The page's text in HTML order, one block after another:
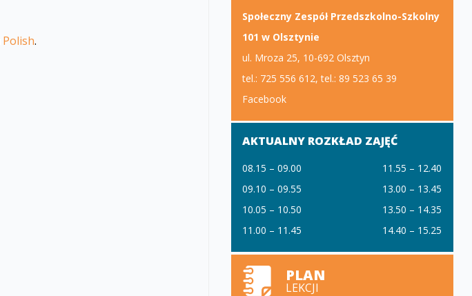
Polish.
Społeczny Zespół Przedszkolno-Szkolny
101 w Olsztynie
ul. Mroza 25, 10-692 Olsztyn
tel.: 725 556 612, tel.: 89 523 65 39
Facebook
AKTUALNY ROZKŁAD ZAJĘĆ
08.15 – 09.00
09.10 – 09.55
10.05 – 10.50
11.00 – 11.45
11.55 – 12.40
13.00 – 13.45
13.50 – 14.35
14.40 – 15.25
PLAN
LEKCJI